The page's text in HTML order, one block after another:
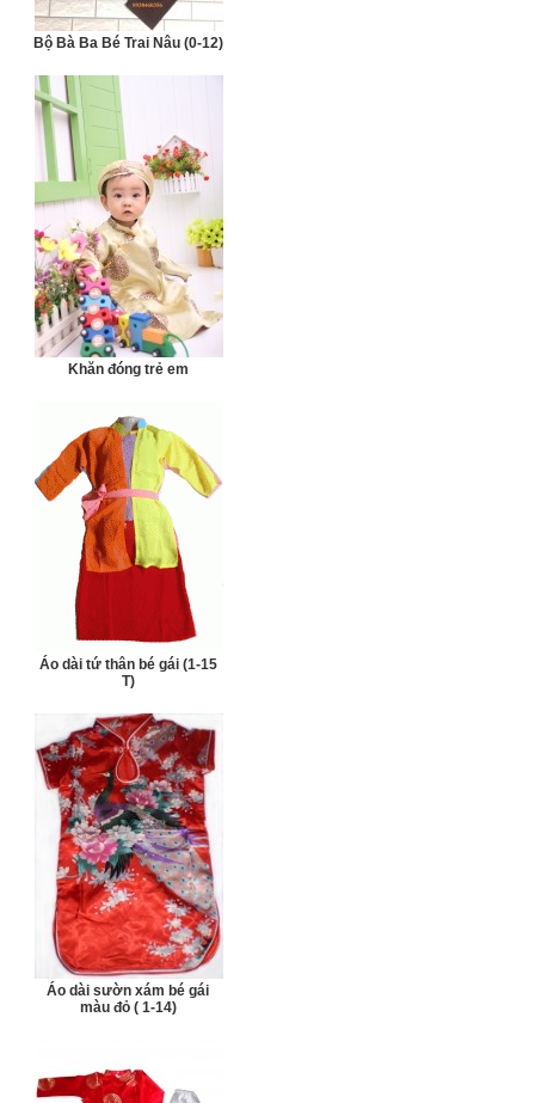
Bộ Bà Ba Bé Trai Nâu (0-12)
Khăn đóng trẻ em
Áo dài tứ thân bé gái (1-15
T)
Áo dài sườn xám bé gái
màu đỏ ( 1-14)